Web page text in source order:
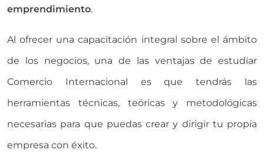
emprendimiento.
Al ofrecer una capacitación integral sobre el ámbito
de los negocios, una de las ventajas de estudiar
Comercio Internacional es que tendrás las
herramientas técnicas, teóricas y metodológicas
necesarias para que puedas crear y dirigir tu propia
empresa con éxito.